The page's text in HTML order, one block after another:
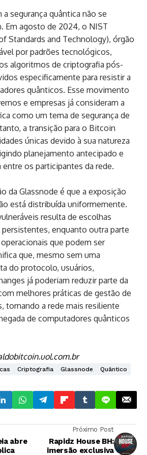
segurança quântica não se
Em agosto de 2024, o NIST
Standards and Technology), órgão
por padrões tecnológicos,
algoritmos de criptografia pós-
especificamente para resistir a
quânticos. Esse movimento
e empresas já consideram a
como um tema de segurança de
a transição para o Bitcoin
únicas devido à sua natureza
planejamento antecipado e
os participantes da rede.
da Glassnode é que a exposição
está distribuída uniformemente.
resulta de escolhas
enquanto outra parte
que podem ser
que, mesmo sem uma
do protocolo, usuários,
já poderiam reduzir parte da
melhores práticas de gestão de
tornando a rede mais resiliente
de computadores quânticos
Criptografia Glassnode Quântico
abre
Próximo Post
Rapidz House BH:
imersão exclusiva